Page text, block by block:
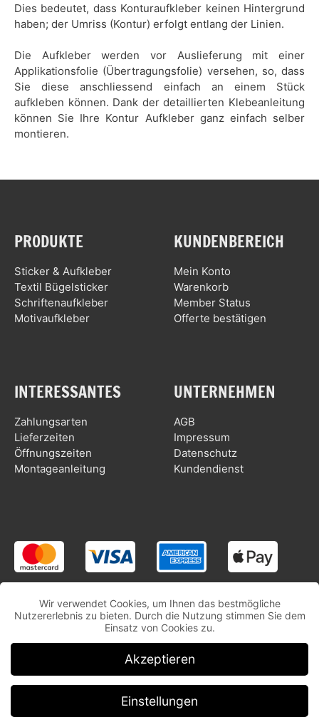
Dies bedeutet, dass Konturaufkleber keinen Hintergrund
haben; der Umriss (Kontur) erfolgt entlang der Linien.
Die Aufkleber werden vor Auslieferung mit einer
Applikationsfolie (Übertragungsfolie) versehen, so, dass
Sie diese anschliessend einfach an einem Stück
aufkleben können. Dank der detaillierten Klebeanleitung
können Sie Ihre Kontur Aufkleber ganz einfach selber
montieren.
PRODUKTE
Sticker & Aufkleber
Textil Bügelsticker
Schriftenaufkleber
Motivaufkleber
KUNDENBEREICH
Mein Konto
Warenkorb
Member Status
Offerte bestätigen
INTERESSANTES
Zahlungsarten
Lieferzeiten
Öffnungszeiten
Montageanleitung
UNTERNEHMEN
AGB
Impressum
Datenschutz
Kundendienst
Copyright © CooleSticker.ch | Alle Rechte vorbehalten.
Wir verwendet Cookies, um Ihnen das bestmögliche
Nutzererlebnis zu bieten. Durch die Nutzung stimmen Sie dem
Einsatz von Cookies zu.
Akzeptieren
Einstellungen